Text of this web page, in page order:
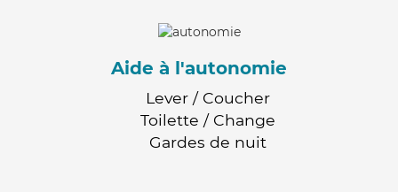
Aide à l'autonomie
Lever / Coucher
Toilette / Change
Gardes de nuit